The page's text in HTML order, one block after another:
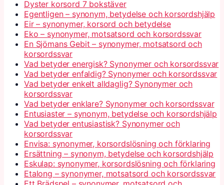
Dyster korsord 7 bokstäver
Egentligen – synonym, betydelse och korsordshjälp
Eir – synonymer, korsord och betydelse
Eko – synonymer, motsatsord och korsordssvar
En Sjömans Gebit – synonymer, motsatsord och
korsordssvar
Vad betyder energisk? Synonymer och korsordssvar
Vad betyder enfaldig? Synonymer och korsordssvar
Vad betyder enkelt alldaglig? Synonymer och
korsordssvar
Vad betyder enklare? Synonymer och korsordssvar
Entusiaster – synonym, betydelse och korsordshjälp
Vad betyder entusiastisk? Synonymer och
korsordssvar
Envisa: synonymer, korsordslösning och förklaring
Ersättning – synonym, betydelse och korsordshjälp
Eskulap: synonymer, korsordslösning och förklaring
Etalong – synonymer, motsatsord och korsordssvar